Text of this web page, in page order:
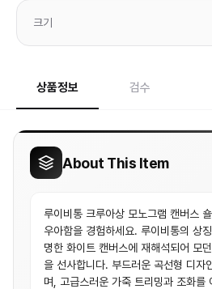
크기
상품정보 검수
About This Item
루이비통 크루아상 모노그램 캔버스
우아함을 경험하세요. 루이비통의 상
명한 화이트 캔버스에 재해석되어 모
을 선사합니다. 부드러운 곡선형 디자
며, 고급스러운 가죽 트리밍과 조화를